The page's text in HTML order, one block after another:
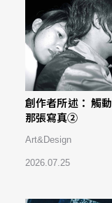
創作者所述： 觸
那張寫真②
Art&Design
2026.07.25